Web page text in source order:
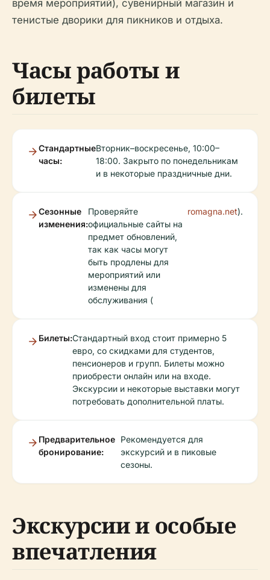
время мероприятий), сувенирный магазин и
тенистые дворики для пикников и отдыха.
Часы работы и
билеты
Стандартные
часы:
Вторник–воскресенье, 10:00–
18:00. Закрыто по понедельникам
и в некоторые праздничные дни.
Сезонные
изменения:
Проверяйте
официальные сайты на
предмет обновлений,
так как часы могут
быть продлены для
мероприятий или
изменены для
обслуживания (
romagna.net).
Билеты:Стандартный вход стоит примерно 5
евро, со скидками для студентов,
пенсионеров и групп. Билеты можно
приобрести онлайн или на входе.
Экскурсии и некоторые выставки могут
потребовать дополнительной платы.
Предварительное
бронирование:
Рекомендуется для
экскурсий и в пиковые
сезоны.
Экскурсии и особые
впечатления